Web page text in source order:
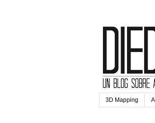
3D Mapping